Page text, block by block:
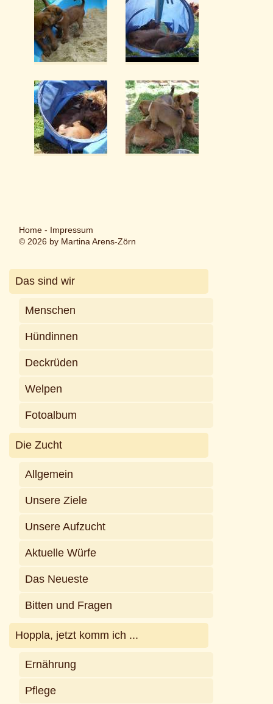
Home- Impressum
© 2026 by Martina Arens-Zörn
Das sind wir
Menschen
Hündinnen
Deckrüden
Welpen
Fotoalbum
Die Zucht
Allgemein
Unsere Ziele
Unsere Aufzucht
Aktuelle Würfe
Das Neueste
Bitten und Fragen
Hoppla, jetzt komm ich ...
Ernährung
Pflege